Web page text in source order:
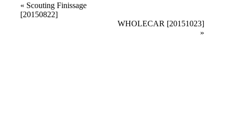
Veranstaltung
Navigation
« Scouting Finissage
[20150822]
WHOLECAR [20151023]
»